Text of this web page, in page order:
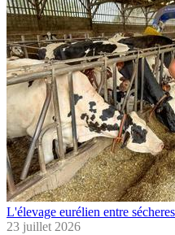
L'élevage eurélien entre
23 juillet 2026